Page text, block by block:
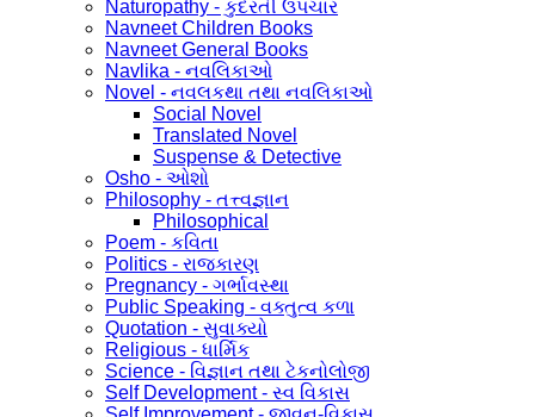
Naturopathy - કુદરતી ઉપચાર
Navneet Children Books
Navneet General Books
Navlika - નવલિકાઓ
Novel - નવલકથા તથા નવલિકાઓ
Social Novel
Translated Novel
Suspense & Detective
Osho - ઓશો
Philosophy - તત્ત્વજ્ઞાન
Philosophical
Poem - કવિતા
Politics - રાજકારણ
Pregnancy - ગર્ભાવસ્થા
Public Speaking - વક્તુત્વ કળા
Quotation - સુવાક્યો
Religious - ધાર્મિક
Science - વિજ્ઞાન તથા ટેકનોલોજી
Self Development - સ્વ વિકાસ